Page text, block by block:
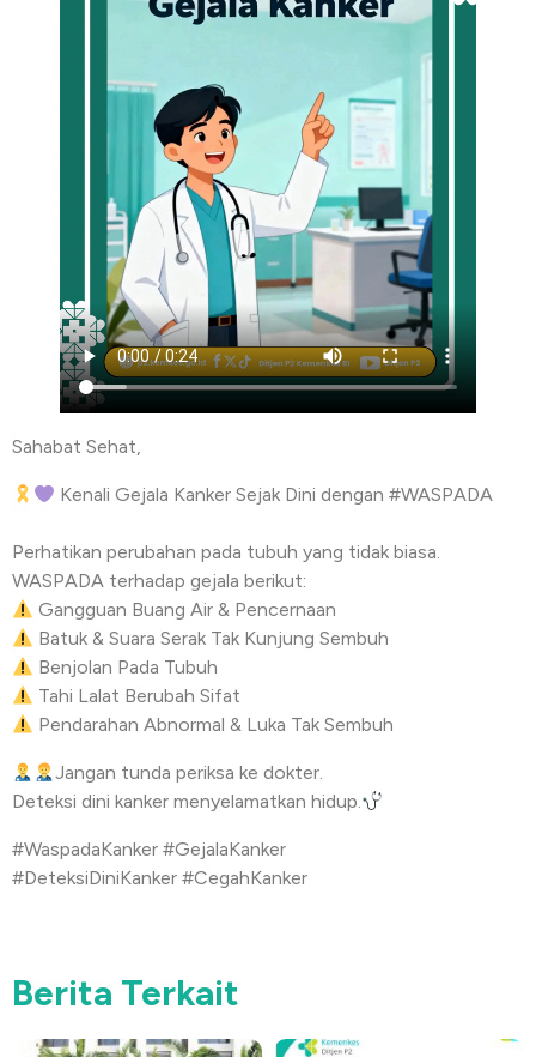
Sahabat Sehat,
Kenali Gejala Kanker Sejak Dini dengan #WASPADA
Perhatikan perubahan pada tubuh yang tidak biasa.
WASPADA terhadap gejala berikut:
Gangguan Buang Air & Pencernaan
Batuk & Suara Serak Tak Kunjung Sembuh
Benjolan Pada Tubuh
Tahi Lalat Berubah Sifat
Pendarahan Abnormal & Luka Tak Sembuh
Jangan tunda periksa ke dokter.
Deteksi dini kanker menyelamatkan hidup.
#WaspadaKanker #GejalaKanker
#DeteksiDiniKanker #CegahKanker
Berita Terkait